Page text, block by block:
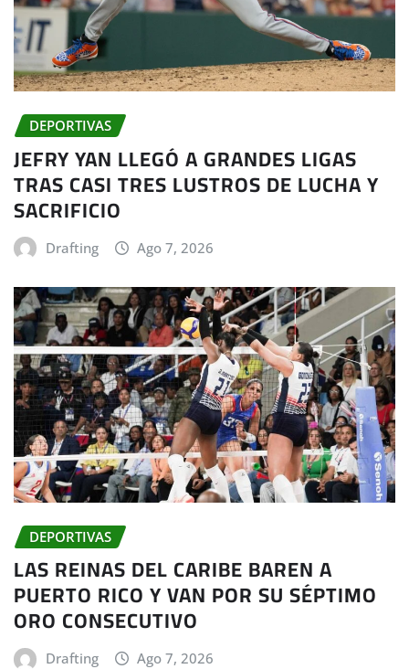
DEPORTIVAS
JEFRY YAN LLEGÓ A GRANDES LIGAS
TRAS CASI TRES LUSTROS DE LUCHA Y
SACRIFICIO
Drafting Ago 7, 2026
DEPORTIVAS
LAS REINAS DEL CARIBE BAREN A
PUERTO RICO Y VAN POR SU SÉPTIMO
ORO CONSECUTIVO
Drafting Ago 7, 2026